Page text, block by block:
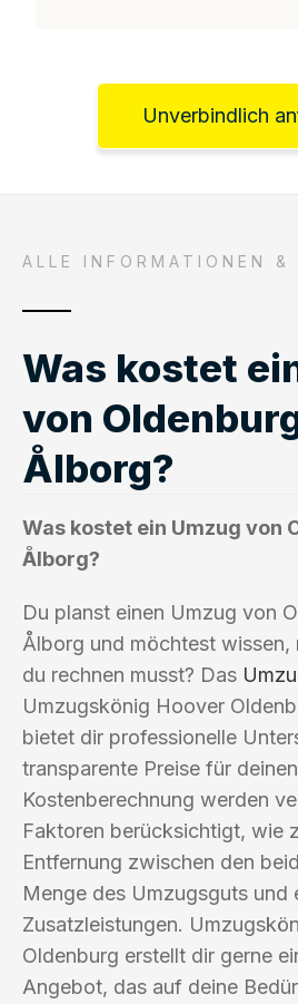
Unverbindlich
ALLE INFORMATIONEN &
Was kostet
von
Ålborg?
Was kostet ein Umzug von
Ålborg?
Du planst einen Umzug von
Ålborg und möchtest wissen,
du rechnen musst? Das
Umzugskönig Hoover
bietet dir professionelle
transparente Preise für
Kostenberechnung werden
Faktoren berücksichtigt, wie
Entfernung zwischen den
Menge des Umzugsguts und
Zusatzleistungen.
Oldenburg erstellt dir gerne
Angebot, das auf deine